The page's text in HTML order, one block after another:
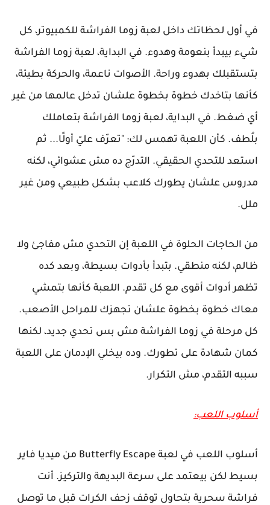
في أول لحظاتك داخل لعبة زوما الفراشة للكمبيوتر، كل
شيء بيبدأ بنعومة وهدوء. في البداية، لعبة زوما الفراشة
بتستقبلك بهدوء وراحة. الأصوات ناعمة، والحركة بطيئة،
كأنها بتاخدك خطوة بخطوة علشان تدخل عالمها من غير
أي ضغط. في البداية، لعبة زوما الفراشة بتعاملك
بلُطف. كأن اللعبة تهمس لك: "تعرّف عليّ أولًا... ثم
استعد للتحدي الحقيقي. التدرّج ده مش عشوائي، لكنه
مدروس علشان يطورك كلاعب بشكل طبيعي ومن غير
ملل.
من الحاجات الحلوة في اللعبة إن التحدي مش مفاجئ ولا
ظالم، لكنه منطقي. بتبدأ بأدوات بسيطة، وبعد كده
تظهر أدوات أقوى مع كل تقدم. اللعبة كأنها بتمشي
معاك خطوة بخطوة علشان تجهزك للمراحل الأصعب.
كل مرحلة في زوما الفراشة مش بس تحدي جديد، لكنها
كمان شهادة على تطورك. وده بيخلي الإدمان على اللعبة
سببه التقدم، مش التكرار.
أسلوب اللعب:
أسلوب اللعب في لعبة Butterfly Escape من ميديا فاير
بسيط لكن بيعتمد على سرعة البديهة والتركيز. أنت
فراشة سحرية بتحاول توقف زحف الكرات قبل ما توصل